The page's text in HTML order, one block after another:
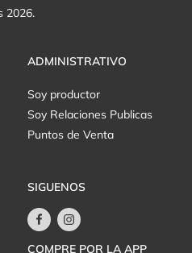
2026.
ADMINISTRATIVO
Soy productor
Soy Relaciones Publicas
Puntos de Venta
SIGUENOS
COMPRE POR LA APP